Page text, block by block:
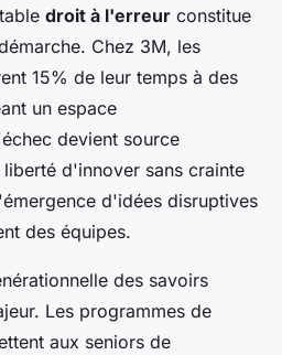
droit à l'erreur constitue
Chez 3M, les
15% de leur temps à des
un espace
devient source
d'innover sans crainte
d'idées disruptives
des équipes.
des savoirs
Les programmes de
aux seniors de